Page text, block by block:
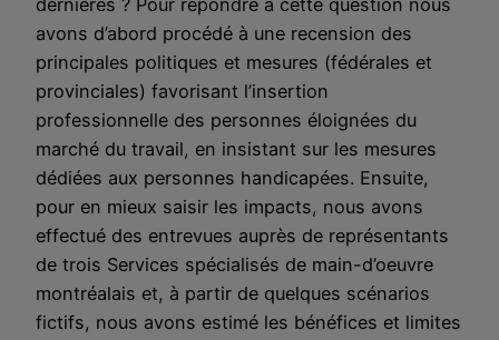
dernières ? Pour répondre à cette question nous
avons d’abord procédé à une recension des
principales politiques et mesures (fédérales et
provinciales) favorisant l’insertion
professionnelle des personnes éloignées du
marché du travail, en insistant sur les mesures
dédiées aux personnes handicapées. Ensuite,
pour en mieux saisir les impacts, nous avons
effectué des entrevues auprès de représentants
de trois Services spécialisés de main-d’oeuvre
montréalais et, à partir de quelques scénarios
fictifs, nous avons estimé les bénéfices et limites